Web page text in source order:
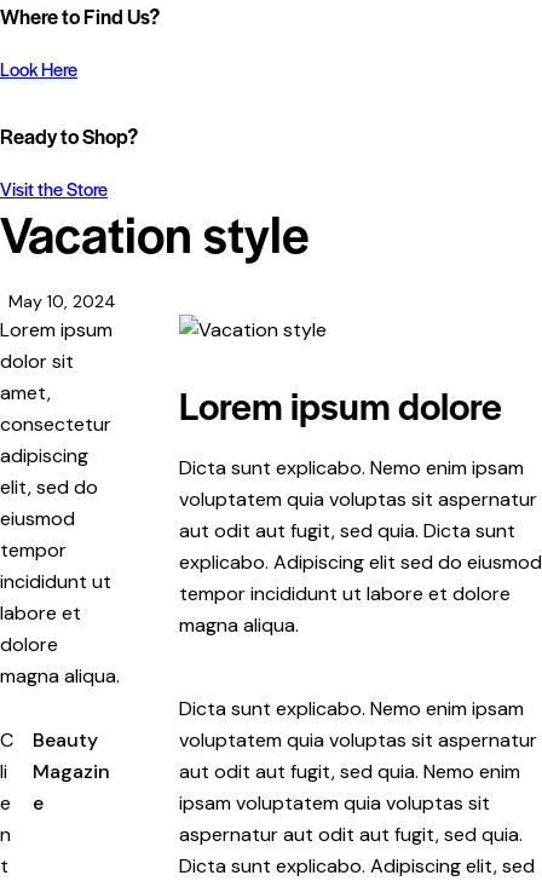
Where to Find Us?
Look Here
Ready to Shop?
Visit the Store
Vacation style
May 10, 2024
Lorem ipsum
dolor sit
amet,
consectetur
adipiscing
elit, sed do
eiusmod
tempor
incididunt ut
labore et
dolore
magna aliqua.
C
li
e
n
t
Beauty
Magazin
e
Lorem ipsum dolore
Dicta sunt explicabo. Nemo enim ipsam
voluptatem quia voluptas sit aspernatur
aut odit aut fugit, sed quia. Dicta sunt
explicabo. Adipiscing elit sed do eiusmod
tempor incididunt ut labore et dolore
magna aliqua.
Dicta sunt explicabo. Nemo enim ipsam
voluptatem quia voluptas sit aspernatur
aut odit aut fugit, sed quia. Nemo enim
ipsam voluptatem quia voluptas sit
aspernatur aut odit aut fugit, sed quia.
Dicta sunt explicabo. Adipiscing elit, sed